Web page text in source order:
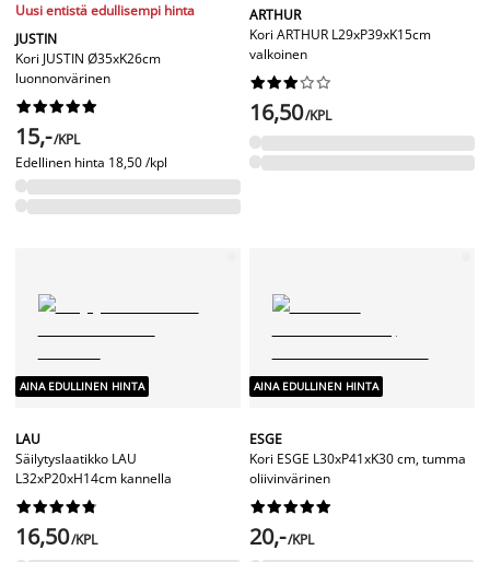
Uusi entistä edullisempi hinta
JUSTIN
Kori JUSTIN Ø35xK26cm
luonnonvärinen






15,-/KPL
Edellinen hinta 18,50 /kpl
ARTHUR
Kori ARTHUR L29xP39xK15cm
valkoinen






16,50/KPL
AINA EDULLINEN HINTA
LAU
Säilytyslaatikko LAU
L32xP20xH14cm kannella






16,50/KPL
AINA EDULLINEN HINTA
ESGE
Kori ESGE L30xP41xK30 cm, tumma
oliivinvärinen






20,-/KPL